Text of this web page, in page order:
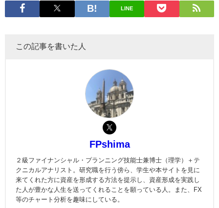
LINE
この記事を書いた人
FPshima
２級ファイナンシャル・プランニング技能士兼博士（理学）＋テ
クニカルアナリスト。研究職を行う傍ら、学生や本サイトを見に
来てくれた方に資産を形成する方法を提示し、資産形成を実践し
た人が豊かな人生を送ってくれることを願っている人。また、FX
等のチャート分析を趣味にしている。